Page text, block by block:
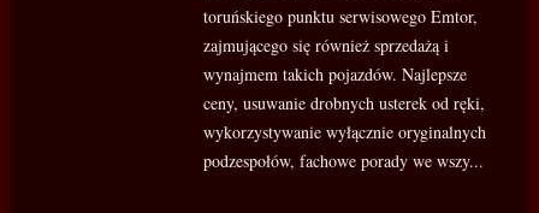
toruńskiego punktu serwisowego Emtor,
zajmującego się również sprzedażą i
wynajmem takich pojazdów. Najlepsze
ceny, usuwanie drobnych usterek od ręki,
wykorzystywanie wyłącznie oryginalnych
podzespołów, fachowe porady we wszy...